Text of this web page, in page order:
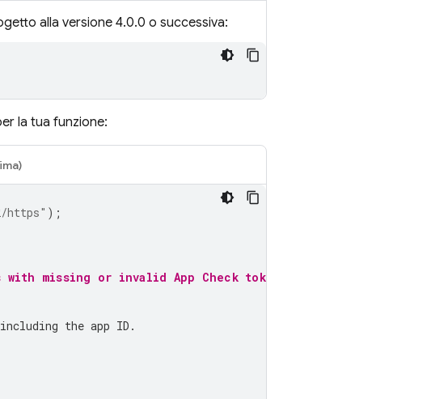
alla versione 4.0.0 o successiva:
la tua funzione:
https" );
missing or invalid App Check tokens.
the app ID.